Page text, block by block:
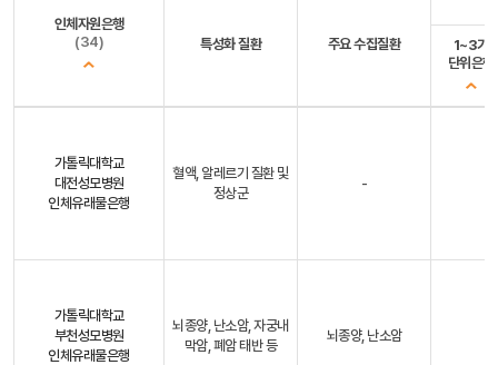
인체자원은행
(34)
특성화 질환 주요 수집질환
1~3기
단위은행
가톨릭대학교
대전성모병원
인체유래물은행
혈액, 알레르기 질환 및
정상군
-
가톨릭대학교
부천성모병원
인체유래물은행
뇌종양, 난소암, 자궁내
막암, 폐암 태반 등
뇌종양, 난소암